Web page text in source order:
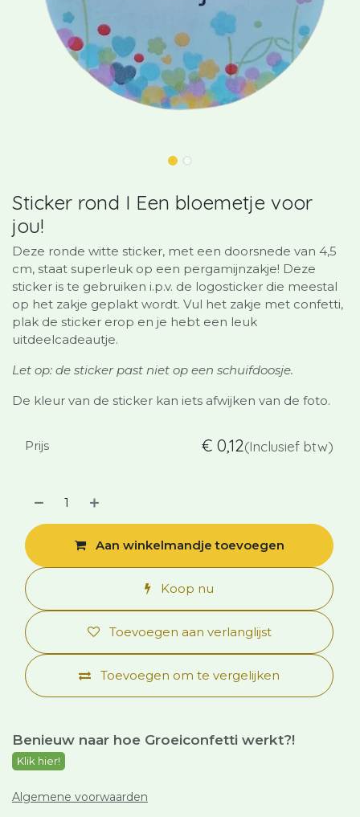
Sticker rond I Een bloemetje voor
jou!
Deze ronde witte sticker, met een doorsnede van 4,5
cm, staat superleuk op een pergamijnzakje! Deze
sticker is te gebruiken i.p.v. de logosticker die meestal
op het zakje geplakt wordt. Vul het zakje met confetti,
plak de sticker erop en je hebt een leuk
uitdeelcadeautje.
Let op: de sticker past niet op een schuifdoosje.
De kleur van de sticker kan iets afwijken van de foto.
Aan winkelmandje toevoegen
Koop nu
Toevoegen om te vergelijken
Toevoegen aan verlanglijst
Prijs € 0,12(Inclusief btw)
Benieuw naar hoe Groeiconfetti werkt?!
Klik hier!
Algemene voorwaarden